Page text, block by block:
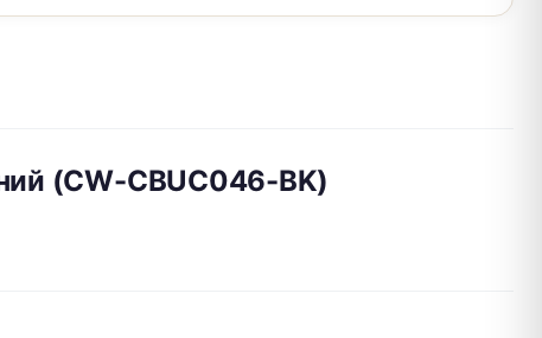
(CW-CBUC046-BK)